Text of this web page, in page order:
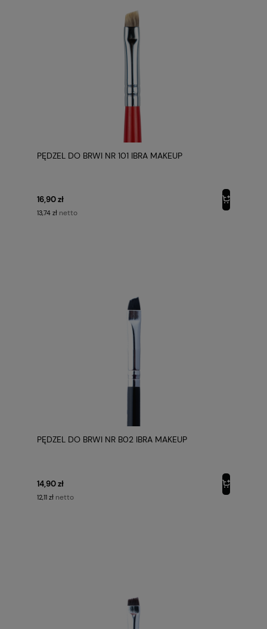
PĘDZEL DO BRWI NR 101 IBRA MAKEUP
16,90 zł
13,74 zł netto
PĘDZEL DO BRWI NR B02 IBRA MAKEUP
14,90 zł
12,11 zł netto